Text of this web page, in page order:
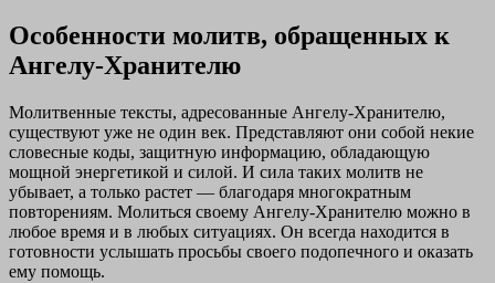
Особенности молитв, обращенных к
Ангелу-Хранителю
Молитвенные тексты, адресованные Ангелу-Хранителю,
существуют уже не один век. Представляют они собой некие
словесные коды, защитную информацию, обладающую
мощной энергетикой и силой. И сила таких молитв не
убывает, а только растет — благодаря многократным
повторениям. Молиться своему Ангелу-Хранителю можно в
любое время и в любых ситуациях. Он всегда находится в
готовности услышать просьбы своего подопечного и оказать
ему помощь.